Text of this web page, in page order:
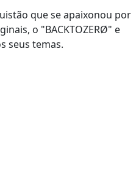
que se apaixonou por
o "BACKTOZERØ" e
seus temas.